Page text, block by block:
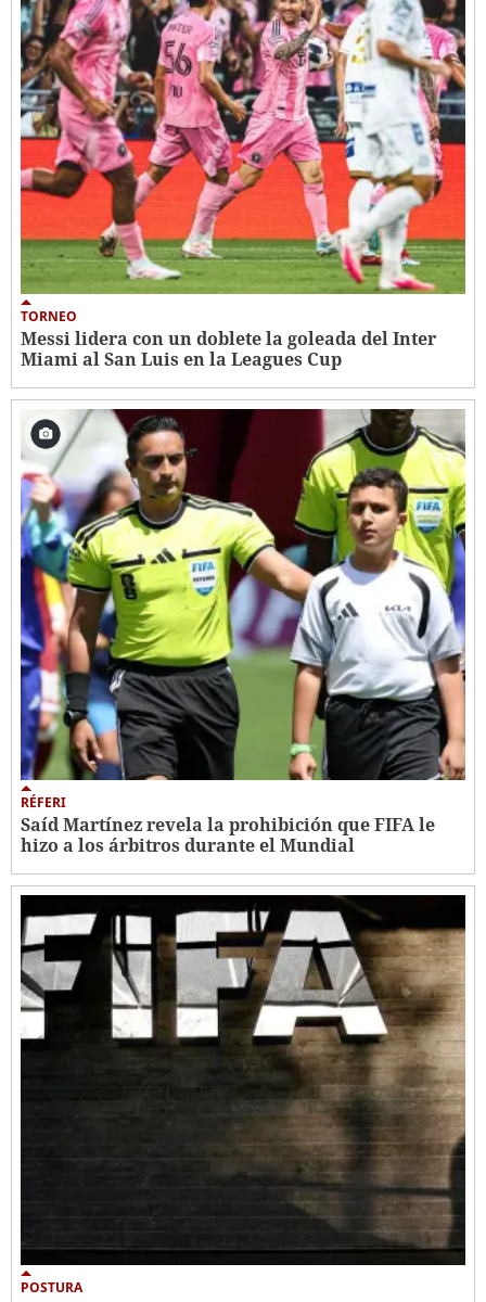
TORNEO
Messi lidera con un doblete la goleada del Inter
Miami al San Luis en la Leagues Cup
RÉFERI
Saíd Martínez revela la prohibición que FIFA le
hizo a los árbitros durante el Mundial
POSTURA